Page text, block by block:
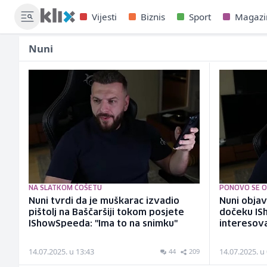
Vijesti Biznis Sport
Nuni
NA SLATKOM ĆOŠETU
Nuni tvrdi da je muškarac izvadio
pištolj na Baščaršiji tokom posjete
IShowSpeeda: "Ima to na snimku"
14.07.2025. u 13:43 44 209
PONOVO SE
Nuni
dočeku
14.07.2025. u